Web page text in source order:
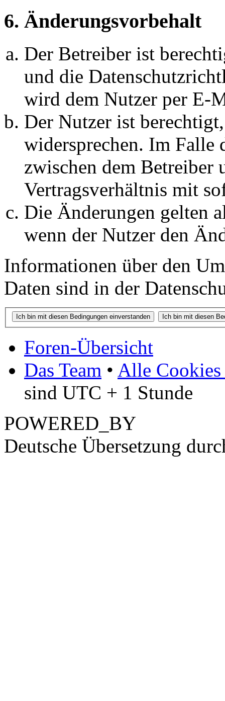
6. Änderungsvorbehalt
Der Betreiber ist
und die
wird dem Nutzer per E-
Der Nutzer ist
widersprechen. Im Falle
zwischen dem Betreiber
Vertragsverhältnis mit
Die Änderungen gelten
wenn der Nutzer den
Informationen über den
Daten sind in der
Foren-Übersicht
Das Team • Alle Cookies
sind UTC + 1 Stunde
POWERED_BY
Deutsche Übersetzung